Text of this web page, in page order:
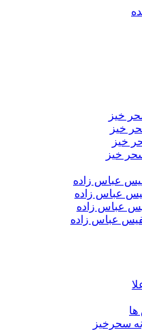
خیز
خیز
خیز
خیز
عباس زاده
عباس زاده
عباس زاده
عباس زاده
سحرخیز